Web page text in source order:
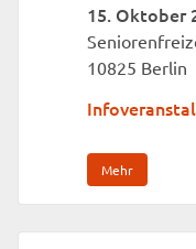
15. Oktober
10825 Berlin
Mehr